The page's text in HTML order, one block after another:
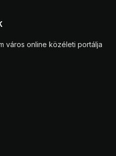
város online közéleti portálja